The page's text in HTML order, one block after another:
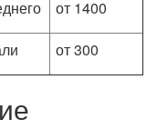
от 1400
от 300